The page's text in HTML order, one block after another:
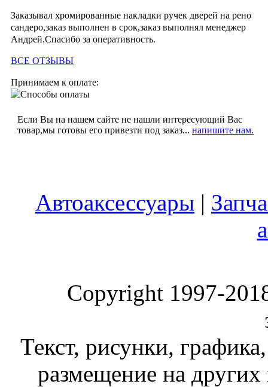
Заказывал хромированные накладки ручек дверей на рено
сандеро,заказ выполнен в срок,заказ выполнял менеджер
Андрей.Спасибо за оперативность.
ВСЕ ОТЗЫВЫ
Принимаем к оплате:
Если Вы на нашем сайте не нашли интересующий Вас
товар,мы готовы его привезти под заказ... напишите нам.
Автоаксессуары |
Copyright 1997-
Текст, рисунки,
размещение на других